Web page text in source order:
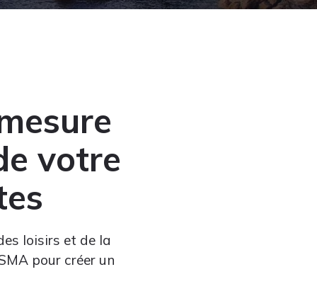
votre
loisirs et de la
pour créer un